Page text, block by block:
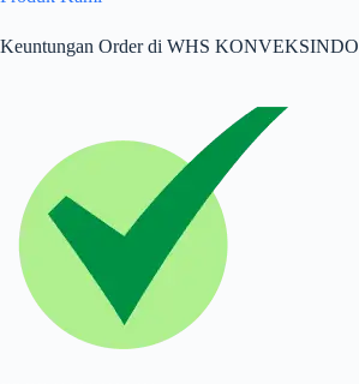
Keuntungan Order di WHS KONVEKSINDO